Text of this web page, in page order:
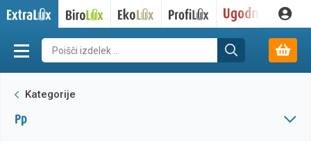
Kategorije
pp